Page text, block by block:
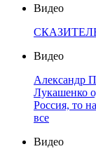
Видео
Видео
Александр
Лукашенко
Россия, то
все
Видео